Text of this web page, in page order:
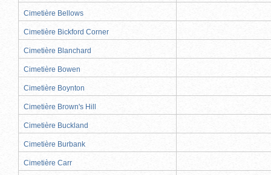
Cimetière Bellows
Cimetière Bickford Corner
Cimetière Blanchard
Cimetière Bowen
Cimetière Boynton
Cimetière Brown's Hill
Cimetière Buckland
Cimetière Burbank
Cimetière Carr